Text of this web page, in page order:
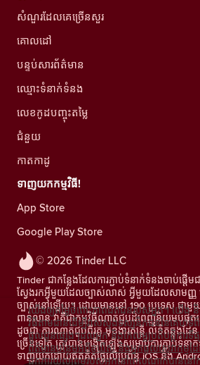
© 2026 Tinder LLC
Tinder ជាកន្លែងដែលការភ្ជាប់ទំនាក់ទំនងចាប់ផ្តើ
ស្វែងរកអ្វីមួយដែលច្បាស់លាស់ អ្វីមួយដែលសាមញ្ញ
ច្បាស់នៅឡើយ។ ដោយមាននៅ 190 ប្រទេស ជាមួយក
ពាន់លាន វាគឺជាកម្មវិធីណាត់ជួបដ៏ពេញនិយមបំផុ
ដូចជា ការណាត់ជួបពីរគូ មុខងារតន្រ្តី លិខិតឆ្លងដែន
ច្រើនទៀត ត្រូវបានបង្កើតឡើងសម្រាប់ការភ្ជាប់ទំន
ទាញយកដោយឥតគិតថ្លៃលើប្រព័ន្ធ iOS និង
សំណួរដែលគេច្រើនសួរ
គោលដៅ
បន្ទប់សារព័ត៌មាន
ឈ្មោះទំនាក់ទំនង
លេខកូដបញ្ចុះតម្លៃ
ជំនួយ
កាតកាដូ
ទាញយកកម្មវិធី!
App Store
Google Play Store
យើងឲ្យតម្លៃចំពោះភាពឯកជនរបស់អ្នក។ យើង
វិធីតាមដានដើម្បីវាស់ស្ទង់ទស្សនិកជននៃគេហទំ
ផ្តល់ជូនផ្សេងៗដល់អ្នក និងកែលម្អប្រតិបត្តិការទី
ព័ត៌មានបន្ថែមអំពីខូឃីស៍ និងអ្នកផ្តល់សេវាកម្មដ
ដកការយល់ព្រមរបស់អ្នកនៅពេលណាក៏បាននៅ